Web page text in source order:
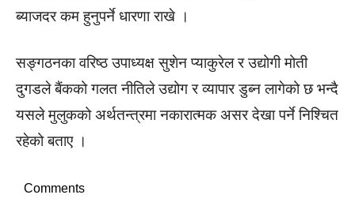
ब्याजदर कम हुनुपर्ने धारणा राखे ।
सङ्गठनका वरिष्ठ उपाध्यक्ष सुशेन प्याकुरेल र उद्योगी मोती
दुगडले बैंकको गलत नीतिले उद्योग र व्यापार डुब्न लागेको छ भन्दै
यसले मुलुकको अर्थतन्त्रमा नकारात्मक असर देखा पर्ने निश्चित
रहेको बताए ।
Comments